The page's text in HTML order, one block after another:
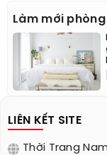
Làm mới
LIÊN KẾT SITE
Thời Trang